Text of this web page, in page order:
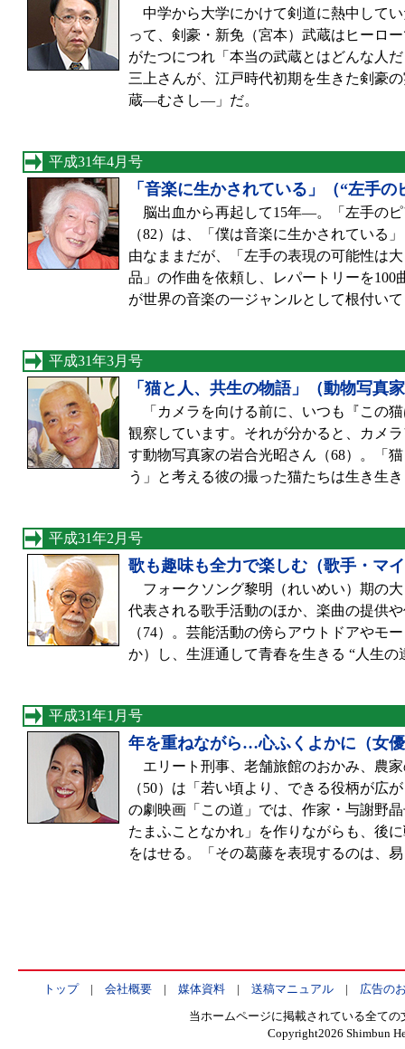
中学から大学にかけて剣道に熱中して
って、剣豪・新免（宮本）武蔵はヒーロ
がたつにつれ「本当の武蔵とはどんな人
三上さんが、江戸時代初期を生きた剣豪
蔵—むさし—」だ。
平成31年4月号
「音楽に生かされている」（“左手
脳出血から再起して15年—。「左手の
（82）は、「僕は音楽に生かされている
由なままだが、「左手の表現の可能性は
品」の作曲を依頼し、レパートリーを
が世界の音楽の一ジャンルとして根付い
平成31年3月号
「猫と人、共生の物語」（動物写真
「カメラを向ける前に、いつも『この
観察しています。それが分かると、カメ
す動物写真家の岩合光昭さん（68）。「
う」と考える彼の撮った猫たちは生き生
平成31年2月号
歌も趣味も全力で楽しむ（歌手・マ
フォークソング黎明（れいめい）期の
代表される歌手活動のほか、楽曲の提供
（74）。芸能活動の傍らアウトドアやモ
か）し、生涯通して青春を生きる “人生
平成31年1月号
年を重ねながら…心ふくよかに（女
エリート刑事、老舗旅館のおかみ、農
（50）は「若い頃より、できる役柄が広
の劇映画「この道」では、作家・与謝野
たまふことなかれ」を作りながらも、後
をはせる。「その葛藤を表現するのは、
トップ| 会社概要| 媒体資料| 送稿マニュアル| 広告の
当ホームページに掲載されている全て
Copyright2026 Shimbun